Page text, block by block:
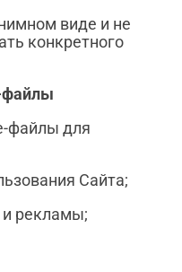
виде и не
конкретного
файлы для
Сайта;
и рекламы;